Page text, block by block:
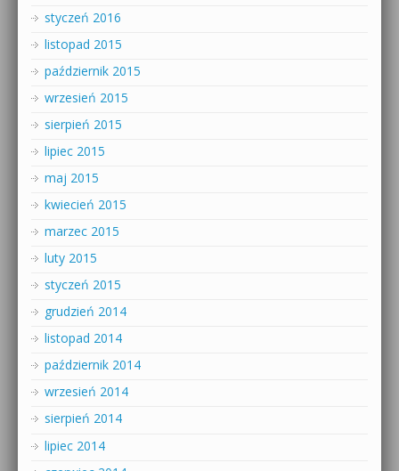
styczeń 2016
listopad 2015
październik 2015
wrzesień 2015
sierpień 2015
lipiec 2015
maj 2015
kwiecień 2015
marzec 2015
luty 2015
styczeń 2015
grudzień 2014
listopad 2014
październik 2014
wrzesień 2014
sierpień 2014
lipiec 2014